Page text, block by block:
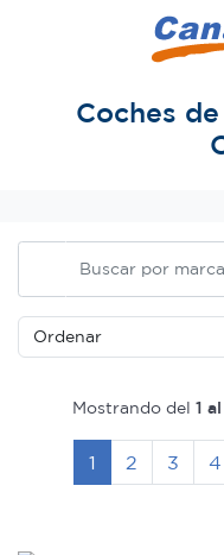
Coches
Mostrando del 1
1 2 3 4